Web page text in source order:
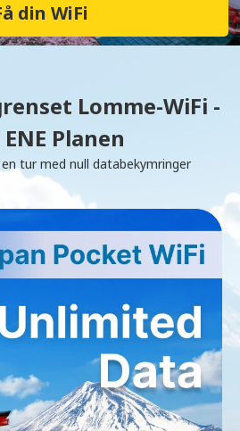
din WiFi
Lomme-WiFi -
ENE Planen
tur med null databekymringer